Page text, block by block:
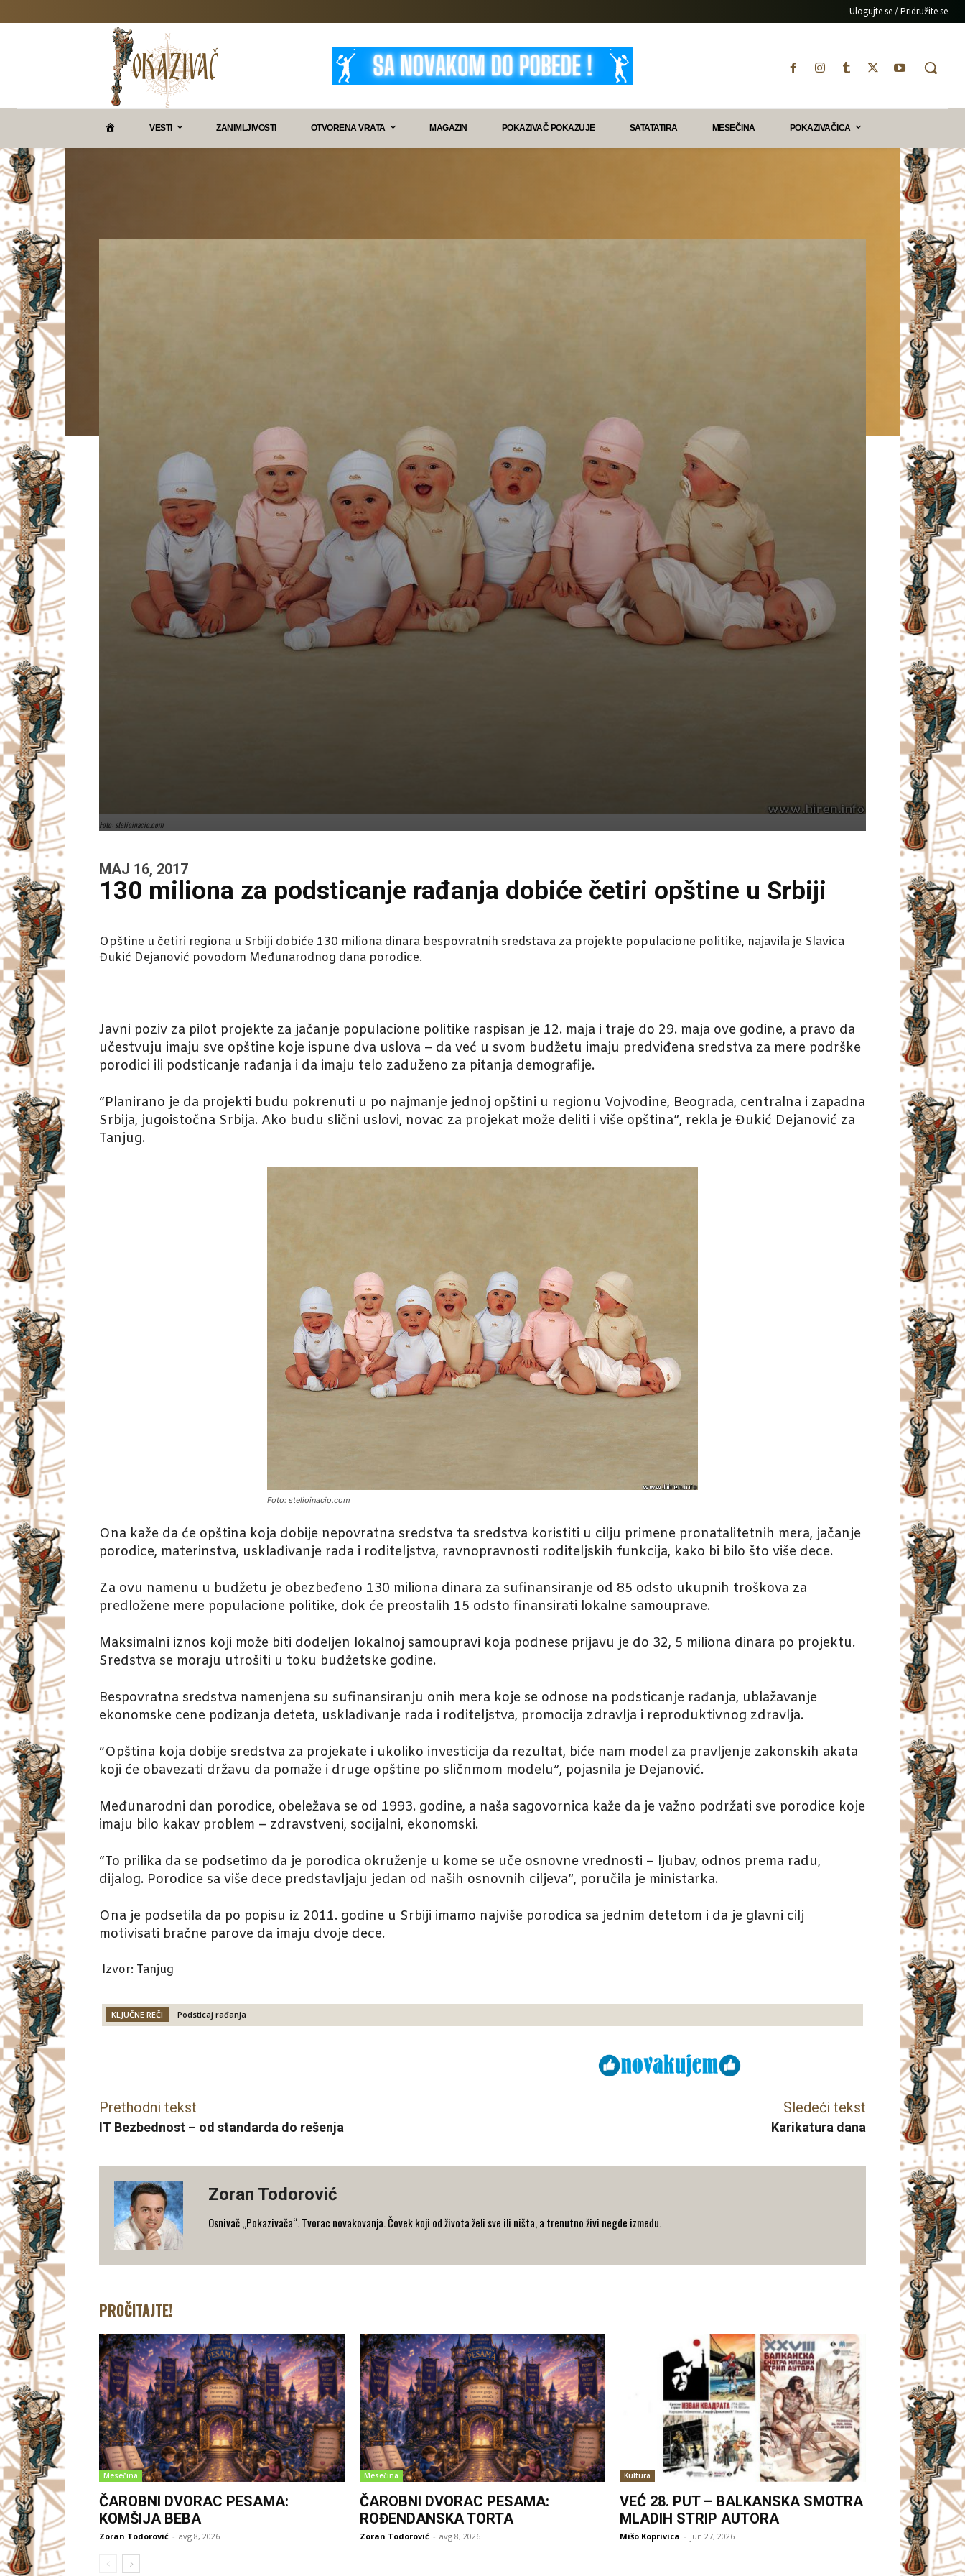
Ulogujte se / Pridružite se
VESTI ZANIMLJIVOSTI OTVORENA VRATA MAGAZIN POKAZIVAČ POKAZUJE SATATATIRA MESEČINA POKAZIVAČICA
Foto: stelioinacio.com
MAJ 16, 2017
130 miliona za podsticanje rađanja dobiće četiri opštine u Srbiji
Opštine u četiri regiona u Srbiji dobiće 130 miliona dinara bespovratnih sredstava za projekte populacione politike, najavila je Slavica
Đukić Dejanović povodom Međunarodnog dana porodice.
Javni poziv za pilot projekte za jačanje populacione politike raspisan je 12. maja i traje do 29. maja ove godine, a pravo da
učestvuju imaju sve opštine koje ispune dva uslova – da već u svom budžetu imaju predviđena sredstva za mere podrške
porodici ili podsticanje rađanja i da imaju telo zaduženo za pitanja demografije.
“Planirano je da projekti budu pokrenuti u po najmanje jednoj opštini u regionu Vojvodine, Beograda, centralna i zapadna
Srbija, jugoistočna Srbija. Ako budu slični uslovi, novac za projekat može deliti i više opština”, rekla je Đukić Dejanović za
Tanjug.
Foto: stelioinacio.com
Ona kaže da će opština koja dobije nepovratna sredstva ta sredstva koristiti u cilju primene pronatalitetnih mera, jačanje
porodice, materinstva, usklađivanje rada i roditeljstva, ravnopravnosti roditeljskih funkcija, kako bi bilo što više dece.
Za ovu namenu u budžetu je obezbeđeno 130 miliona dinara za sufinansiranje od 85 odsto ukupnih troškova za
predložene mere populacione politike, dok će preostalih 15 odsto finansirati lokalne samouprave.
Maksimalni iznos koji može biti dodeljen lokalnoj samoupravi koja podnese prijavu je do 32, 5 miliona dinara po projektu.
Sredstva se moraju utrošiti u toku budžetske godine.
Bespovratna sredstva namenjena su sufinansiranju onih mera koje se odnose na podsticanje rađanja, ublažavanje
ekonomske cene podizanja deteta, usklađivanje rada i roditeljstva, promocija zdravlja i reproduktivnog zdravlja.
“Opština koja dobije sredstva za projekate i ukoliko investicija da rezultat, biće nam model za pravljenje zakonskih akata
koji će obavezati državu da pomaže i druge opštine po sličnmom modelu”, pojasnila je Dejanović.
Međunarodni dan porodice, obeležava se od 1993. godine, a naša sagovornica kaže da je važno podržati sve porodice koje
imaju bilo kakav problem – zdravstveni, socijalni, ekonomski.
“To prilika da se podsetimo da je porodica okruženje u kome se uče osnovne vrednosti – ljubav, odnos prema radu,
dijalog. Porodice sa više dece predstavljaju jedan od naših osnovnih ciljeva”, poručila je ministarka.
Ona je podsetila da po popisu iz 2011. godine u Srbiji imamo najviše porodica sa jednim detetom i da je glavni cilj
motivisati bračne parove da imaju dvoje dece.
Izvor: Tanjug
KLJUČNE REČI Podsticaj rađanja
Prethodni tekst
IT Bezbednost – od standarda do rešenja
Sledeći tekst
Karikatura dana
Zoran Todorović
Osnivač „Pokazivača“. Tvorac novakovanja. Čovek koji od života želi sve ili ništa, a trenutno živi negde između.
PROČITAJTE!
Mesečina
ČAROBNI DVORAC PESAMA:
KOMŠIJA BEBA
Zoran Todorović - avg 8, 2026
Mesečina
ČAROBNI DVORAC PESAMA:
ROĐENDANSKA TORTA
Zoran Todorović - avg 8, 2026
Kultura
VEĆ 28. PUT – BALKANSKA SMOTRA
MLADIH STRIP AUTORA
Mišo Koprivica - jun 27, 2026